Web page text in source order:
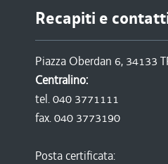
Recapiti e
Piazza Oberdan 6, 34133
Centralino:
tel. 040 3771111
fax. 040 3773190
Posta certificata: